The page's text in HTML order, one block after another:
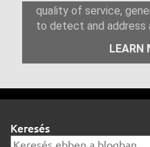
g
e
y
Keresés